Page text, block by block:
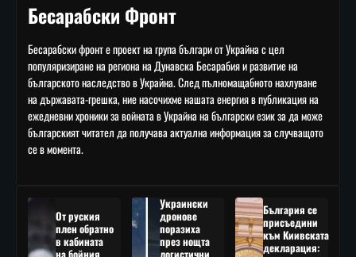
Бесарабски Фронт
Бесарабски фронт е проект на група българи от Украйна с цел
популяризиране на региона на Дунавска Бесарабия и развитие на
българското наследство в Украйна. След пълномащабното нахлуване
на държавата-грешка, ние насочихме нашата енергия в публикация на
ежедневни хроники за войната в Украйна на български език за да може
българският читател да получава актуална информация за случващото
се в момента.
От руския
плен обратно
в кабината
Украински
дронове
поразиха
през нощта
България се
присъедини
към Киивската
декларация: